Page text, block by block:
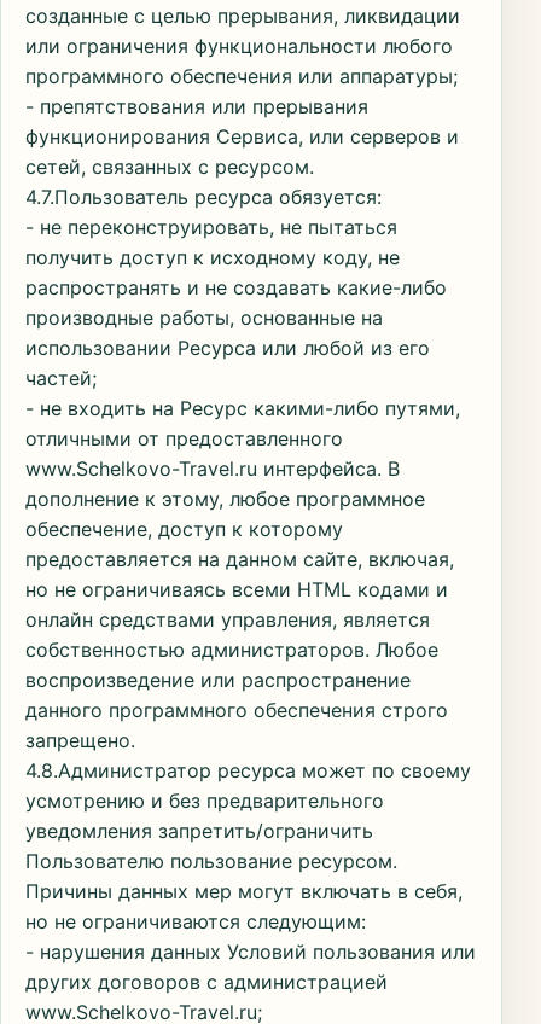
созданные с целью прерывания, ликвидации
или ограничения функциональности любого
программного обеспечения или аппаратуры;
- препятствования или прерывания
функционирования Сервиса, или серверов и
сетей, связанных с ресурсом.
4.7.Пользователь ресурса обязуется:
- не переконструировать, не пытаться
получить доступ к исходному коду, не
распространять и не создавать какие-либо
производные работы, основанные на
использовании Ресурса или любой из его
частей;
- не входить на Ресурс какими-либо путями,
отличными от предоставленного
www.Schelkovo-Travel.ru интерфейса. В
дополнение к этому, любое программное
обеспечение, доступ к которому
предоставляется на данном сайте, включая,
но не ограничиваясь всеми HTML кодами и
онлайн средствами управления, является
собственностью администраторов. Любое
воспроизведение или распространение
данного программного обеспечения строго
запрещено.
4.8.Администратор ресурса может по своему
усмотрению и без предварительного
уведомления запретить/ограничить
Пользователю пользование ресурсом.
Причины данных мер могут включать в себя,
но не ограничиваются следующим:
- нарушения данных Условий пользования или
других договоров с администрацией
www.Schelkovo-Travel.ru;